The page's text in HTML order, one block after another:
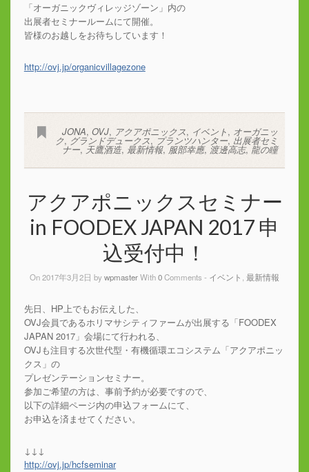
「オーガニックヴィレッジゾーン」内の
出展者セミナールームにて開催。
皆様のお越しをお待ちしています！
http://ovj.jp/organicvillagezone
JONA,OVJ, アクアポニックス, イベント, オーガニッ
ク, グランドデュークス, プランツハンター, 出展者セミ
ナー, 天鷹酒造, 最新情報,服部幸應, 渡邊高志,龍の瞳
アクアポニックスセミナー
in FOODEX JAPAN 2017 申
込受付中！
On 2017年3月2日 bywpmasterWith0Comments - イベント , 最新情報
先日、HP上でもお伝えした、
OVJ会員であるホリマサシティファームが出展する「FOODEX
JAPAN 2017」会場にて行われる、
OVJも注目する次世代型・有機循環エコシステム「アクアポニッ
クス」の
プレゼンテーションセミナー。
参加ご希望の方は、事前予約が必要ですので、
以下の詳細ページ内の申込フォームにて、
お申込を済ませてください。
↓↓↓
http://ovj.jp/hcfseminar